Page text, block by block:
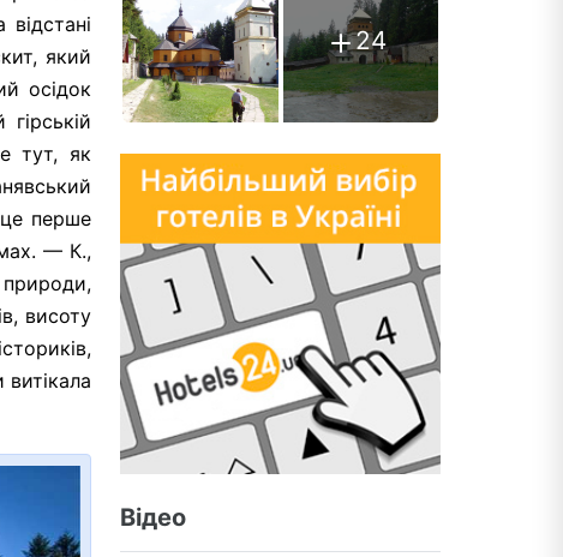
який
осідок
тут, як
перше
— К.,
висоту
24
Відео